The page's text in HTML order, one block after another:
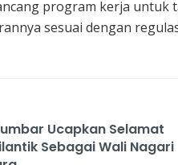
program kerja untuk
sesuai dengan
Ucapkan Selamat
Sebagai Wali Nagari